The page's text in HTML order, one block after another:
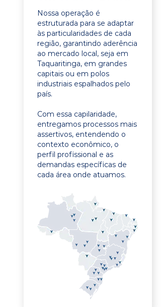
Nossa operação é
estruturada para se adaptar
às particularidades de cada
região, garantindo aderência
ao mercado local, seja em
Taquaritinga, em grandes
capitais ou em polos
industriais espalhados pelo
país.
Com essa capilaridade,
entregamos processos mais
assertivos, entendendo o
contexto econômico, o
perfil profissional e as
demandas específicas de
cada área onde atuamos.